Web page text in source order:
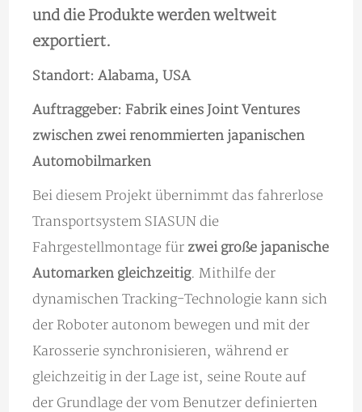
und die Produkte werden weltweit
exportiert.
Standort: Alabama, USA
Auftraggeber: Fabrik eines Joint Ventures
zwischen zwei renommierten japanischen
Automobilmarken
Bei diesem Projekt übernimmt das fahrerlose
Transportsystem SIASUN die
Fahrgestellmontage für zwei große japanische
Automarken gleichzeitig. Mithilfe der
dynamischen Tracking-Technologie kann sich
der Roboter autonom bewegen und mit der
Karosserie synchronisieren, während er
gleichzeitig in der Lage ist, seine Route auf
der Grundlage der vom Benutzer definierten